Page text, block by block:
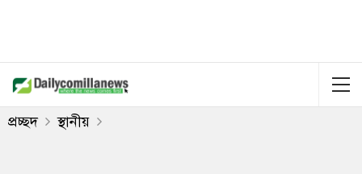
প্রচ্ছদ স্থানীয়